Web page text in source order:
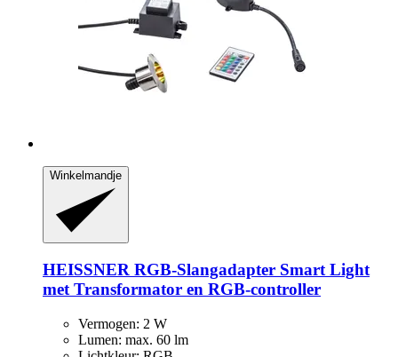
Winkelmandje
HEISSNER RGB-​Slangadapter Smart Light
met Transformator en RGB-​controller
Vermogen: 2 W
Lumen: max. 60 lm